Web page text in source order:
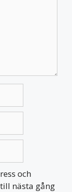
och
nästa gång